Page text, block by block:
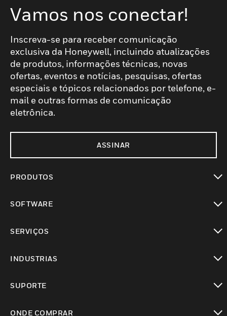
Vamos nos conectar!
Inscreva-se para receber comunicação
exclusiva da Honeywell, incluindo atualizações
de produtos, informações técnicas, novas
ofertas, eventos e notícias, pesquisas, ofertas
especiais e tópicos relacionados por telefone, e-
mail e outras formas de comunicação
eletrônica.
ASSINAR
PRODUTOS
SOFTWARE
SERVIÇOS
INDUSTRIAS
SUPORTE
ONDE COMPRAR